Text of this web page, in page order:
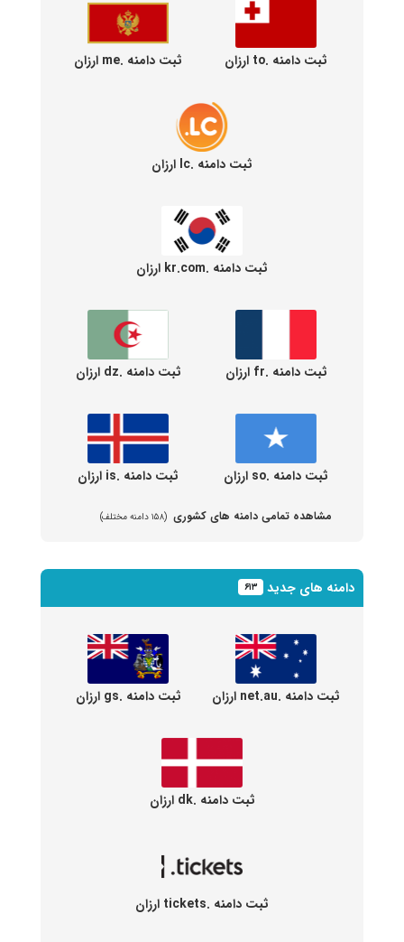
ثبت دامنه .to ارزان ثبت دامنه .me ارزان
ثبت دامنه .lc ارزان
ثبت دامنه .kr.com ارزان
ثبت دامنه .fr ارزان ثبت دامنه .dz ارزان
ثبت دامنه .so ارزان ثبت دامنه .is ارزان
مشاهده تمامی دامنه های کشوری (۱۵۸ دامنه مختلف)
دامنه های جدید ۶۱۳
ثبت دامنه .net.au ارزان ثبت دامنه .gs ارزان
ثبت دامنه .dk ارزان
ثبت دامنه .tickets ارزان